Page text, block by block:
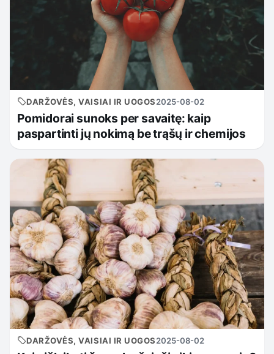
DARŽOVĖS, VAISIAI IR UOGOS2025-08-02
Pomidorai sunoks per savaitę: kaip
paspartinti jų nokimą be trąšų ir chemijos
DARŽOVĖS, VAISIAI IR UOGOS2025-08-02